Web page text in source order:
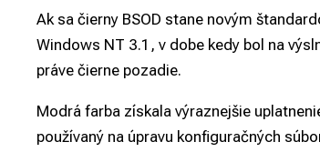
Ak sa čierny BSOD stane novým
Windows NT 3.1, v dobe kedy bol na
práve čierne pozadie.
Modrá farba získala výraznejšie
používaný na úpravu konfiguračných